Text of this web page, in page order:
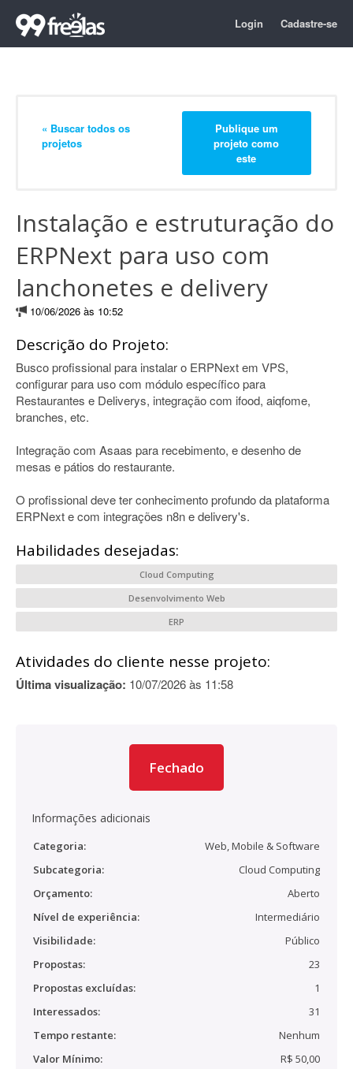
Login Cadastre-se
« Buscar todos os
projetos
Publique um
projeto como
este
Instalação e estruturação do
ERPNext para uso com
lanchonetes e delivery
10/06/2026 às 10:52
Descrição do Projeto:
Busco profissional para instalar o ERPNext em VPS,
configurar para uso com módulo específico para
Restaurantes e Deliverys, integração com ifood, aiqfome,
branches, etc.
Integração com Asaas para recebimento, e desenho de
mesas e pátios do restaurante.
O profissional deve ter conhecimento profundo da plataforma
ERPNext e com integrações n8n e delivery's.
Habilidades desejadas:
Cloud Computing
Desenvolvimento Web
ERP
Atividades do cliente nesse projeto:
Última visualização: 10/07/2026 às 11:58
Fechado
Informações adicionais
Categoria:
Web, Mobile & Software
Subcategoria:
Cloud Computing
Orçamento:
Aberto
Nível de experiência:
Intermediário
Visibilidade:
Público
Propostas:
23
Propostas excluídas:
1
Interessados:
31
Tempo restante:
Nenhum
Valor Mínimo:
R$ 50,00